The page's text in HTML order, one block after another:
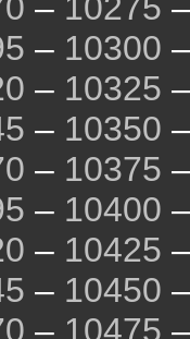
– 10275
– 10300
– 10325
– 10350
– 10375
– 10400
– 10425
– 10450
– 10475